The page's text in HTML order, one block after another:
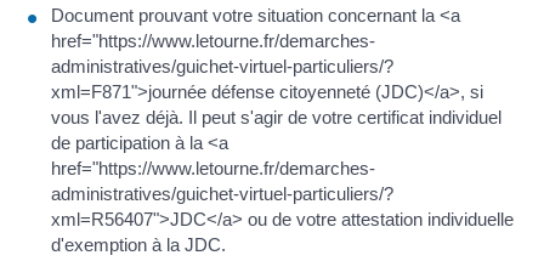
Document prouvant votre situation concernant la <a
href="https://www.letourne.fr/demarches-
administratives/guichet-virtuel-particuliers/?
xml=F871">journée défense citoyenneté (JDC)</a>, si
vous l'avez déjà. Il peut s'agir de votre certificat individuel
de participation à la <a
href="https://www.letourne.fr/demarches-
administratives/guichet-virtuel-particuliers/?
xml=R56407">JDC</a> ou de votre attestation individuelle
d'exemption à la JDC.